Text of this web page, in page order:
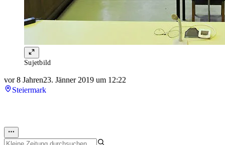
Sujetbild
vor 8 Jahren23. Jänner 2019 um 12:22
Steiermark